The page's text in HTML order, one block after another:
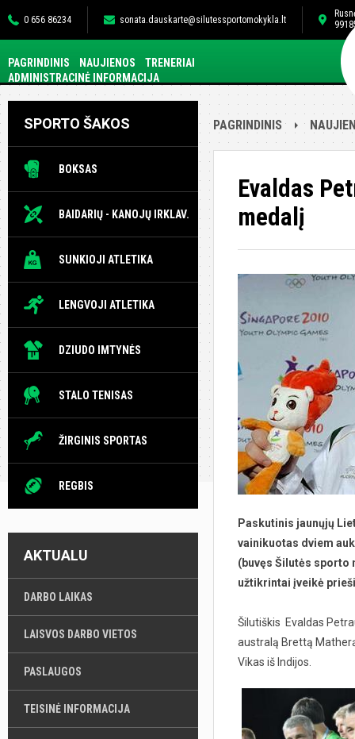
0 656 86234 sonata.dauskarte@silutessportomokykla.lt
PAGRINDINIS NAUJIENOS
TRENERIAI
ADMINISTRACINĖ INFORMACIJA
SPORTO ŠAKOS
BOKSAS
BAIDARIŲ - KANOJŲ IRKLAV.
SUNKIOJI ATLETIKA
LENGVOJI ATLETIKA
DZIUDO IMTYNĖS
STALO TENISAS
ŽIRGINIS SPORTAS
REGBIS
AKTUALU
DARBO LAIKAS
LAISVOS DARBO VIETOS
PASLAUGOS
TEISINĖ INFORMACIJA
PAGRINDINIS
Evaldas
medalį
Paskutinis jaunųjų
vainikuotas dviem
(buvęs Šilutės
užtikrintai įveikė
Šilutiškis Evaldas
australą Brettą
Vikas iš Indijos.